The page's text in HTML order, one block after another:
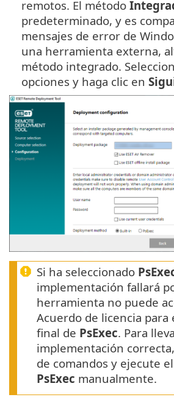
remotos. El método
predeterminado, y es
mensajes de error de
una herramienta externa,
método integrado.
opciones y haga clic en
Si ha seleccionado
implementación fallará
herramienta no puede
Acuerdo de licencia para
final de PsExec. Para
implementación
de comandos y ejecute
PsExec manualmente.